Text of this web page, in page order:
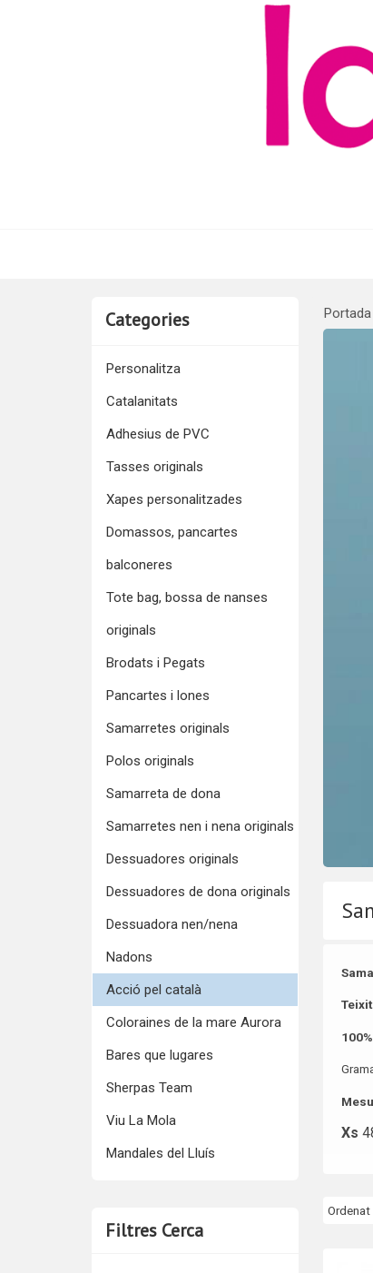
Categories
Personalitza
Catalanitats
Adhesius de PVC
Tasses originals
Xapes personalitzades
Domassos, pancartes
balconeres
Tote bag, bossa de nanses
originals
Brodats i Pegats
Pancartes i lones
Samarretes originals
Polos originals
Samarreta de dona
Samarretes nen i nena originals
Dessuadores originals
Dessuadores de dona originals
Dessuadora nen/nena
Nadons
Acció pel català
Coloraines de la mare Aurora
Bares que lugares
Sherpas Team
Viu La Mola
Mandales del Lluís
Filtres Cerca
Portada
Xs
Ordenat